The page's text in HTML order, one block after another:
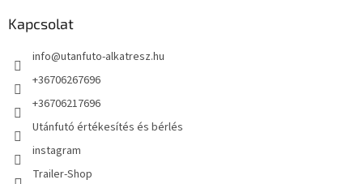
Kapcsolat
info@utanfuto-alkatresz.hu
+36706267696
+36706217696
Utánfutó értékesítés és bérlés
instagram
Trailer-Shop